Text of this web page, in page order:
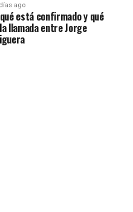
ago
está confirmado y qué
llamada entre Jorge